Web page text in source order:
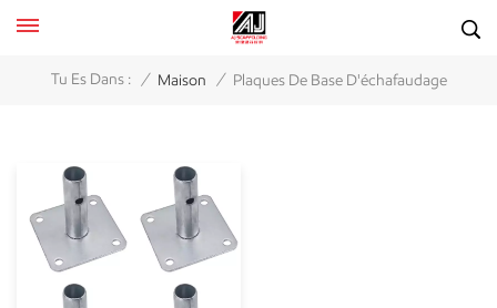
Tu Es Dans : / Maison / Plaques De Base D'échafaudage